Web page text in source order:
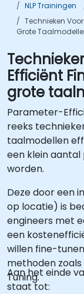
NLP Trainingen
Technieken
Grote
Efficiënt
grote
Parameter-
reeks
taalmodellen
een klein
worden.
Deze door een
op locatie) is
engineers met
een
willen fine-
methoden zoals
Tuning.
Aan het einde
staat tot: